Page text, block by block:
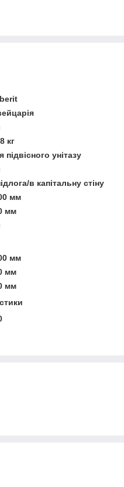
кг
підвісного унітазу
в капітальну стіну
мм
мм
мм
мм
мм